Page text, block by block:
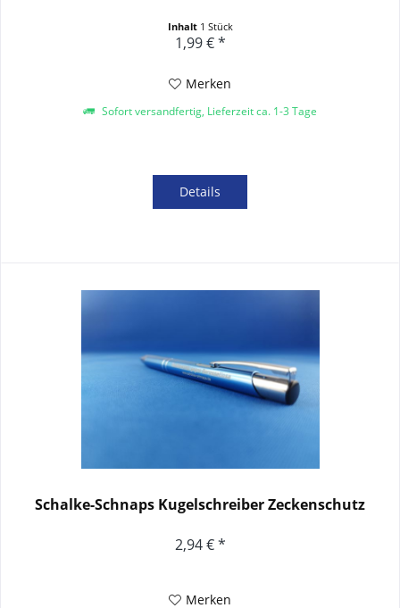
Inhalt 1 Stück
1,99 € *
Merken
Sofort versandfertig, Lieferzeit ca. 1-3 Tage
Details
Schalke-Schnaps Kugelschreiber Zeckenschutz
2,94 € *
Merken